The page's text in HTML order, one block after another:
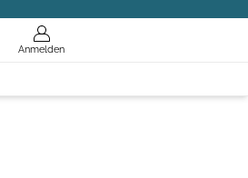
Anmelden